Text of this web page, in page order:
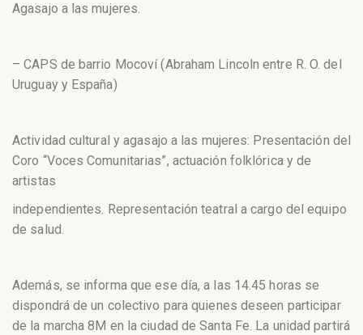
Agasajo a las mujeres.
– CAPS de barrio Mocoví (Abraham Lincoln entre R. O. del
Uruguay y España)
Actividad cultural y agasajo a las mujeres: Presentación del
Coro “Voces Comunitarias”, actuación folklórica y de
artistas
independientes. Representación teatral a cargo del equipo
de salud.
Además, se informa que ese día, a las 14.45 horas se
dispondrá de un colectivo para quienes deseen participar
de la marcha 8M en la ciudad de Santa Fe. La unidad partirá